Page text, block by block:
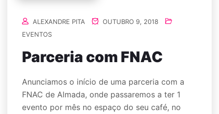
ALEXANDRE PITA
OUTUBRO 9, 2018
EVENTOS
Parceria com FNAC
Anunciamos o início de uma parceria com a
FNAC de Almada, onde passaremos a ter 1
evento por mês no espaço do seu café, no